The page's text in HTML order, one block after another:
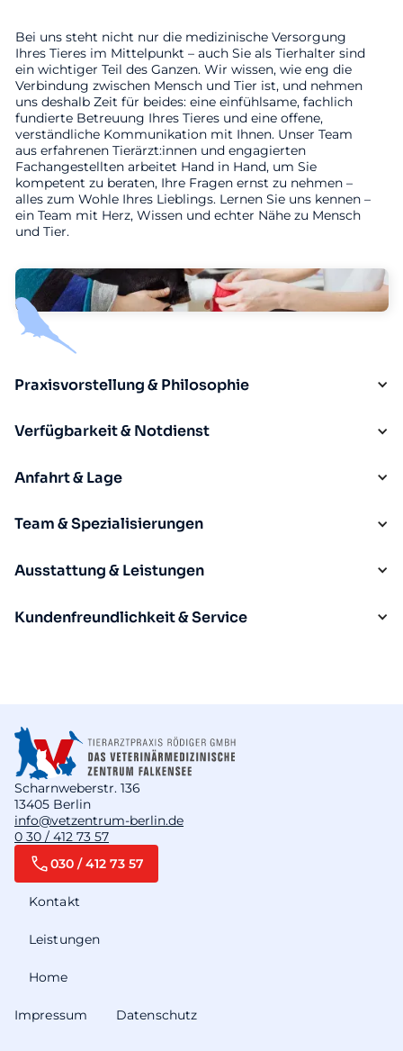
Bei uns steht nicht nur die medizinische Versorgung
Ihres Tieres im Mittelpunkt – auch Sie als Tierhalter sind
ein wichtiger Teil des Ganzen. Wir wissen, wie eng die
Verbindung zwischen Mensch und Tier ist, und nehmen
uns deshalb Zeit für beides: eine einfühlsame, fachlich
fundierte Betreuung Ihres Tieres und eine offene,
verständliche Kommunikation mit Ihnen. Unser Team
aus erfahrenen Tierärzt:innen und engagierten
Fachangestellten arbeitet Hand in Hand, um Sie
kompetent zu beraten, Ihre Fragen ernst zu nehmen –
alles zum Wohle Ihres Lieblings. Lernen Sie uns kennen –
ein Team mit Herz, Wissen und echter Nähe zu Mensch
und Tier.
Praxisvorstellung & Philosophie
Verfügbarkeit & Notdienst
Anfahrt & Lage
Team & Spezialisierungen
Ausstattung & Leistungen
Kundenfreundlichkeit & Service
Scharnweberstr. 136
13405 Berlin
info@vetzentrum-berlin.de
0 30 / 412 73 57
Home
Leistungen
Kontakt
030 / 412 73 57
Impressum Datenschutz